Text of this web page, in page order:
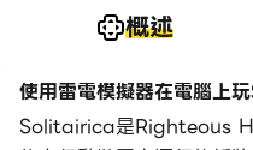
概述
使用雷電模擬器在電腦上
Solitairica是Righteous